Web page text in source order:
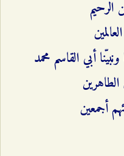
الرحيم
أبي القاسم محمد
الطاهرين
أجمعين